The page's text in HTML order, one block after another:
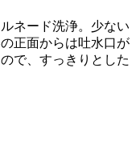
ネード洗浄。少ない
正面からは吐水口が
で、すっきりとした